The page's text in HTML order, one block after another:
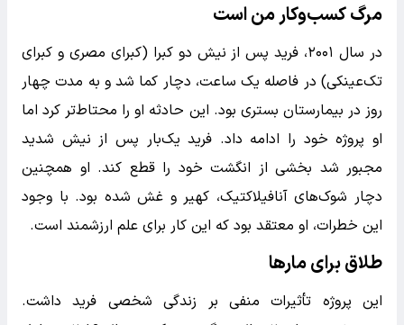
مرگ کسب‌و‌کار من است
در سال ۲۰۰۱، فرید پس از نیش دو کبرا (کبرای مصری و کبرای
تک‌عینکی) در فاصله یک ساعت، دچار کما شد و به مدت چهار
روز در بیمارستان بستری بود. این حادثه او را محتاط‌تر کرد اما
او پروژه خود را ادامه داد. فرید یک‌بار پس از نیش شدید
مجبور شد بخشی از انگشت خود را قطع کند. او همچنین
دچار شوک‌های آنافیلاکتیک، کهیر و غش شده بود. با وجود
این خطرات، او معتقد بود که این کار برای علم ارزشمند است.
طلاق برای مارها
این پروژه تأثیرات منفی بر زندگی شخصی فرید داشت.